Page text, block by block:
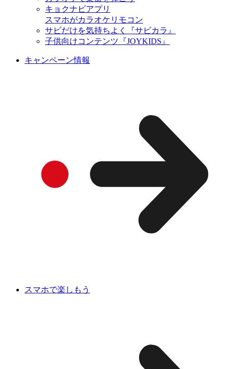
キョクナビアプリ
スマホがカラオケリモコン
サビだけを気持ちよく『サビカラ』
子供向けコンテンツ『JOYKIDS』
キャンペーン情報
スマホで楽しもう